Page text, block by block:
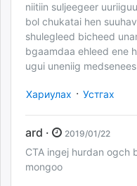
niitiin suljeegeer
bol chukatai hen
shulegleed bicheed
bgaamdaa ehleed ene
ugui uneniig
Хариулах · Устгах
ard · 2019/01/22
CTA ingej hurdan ogch
mongoo